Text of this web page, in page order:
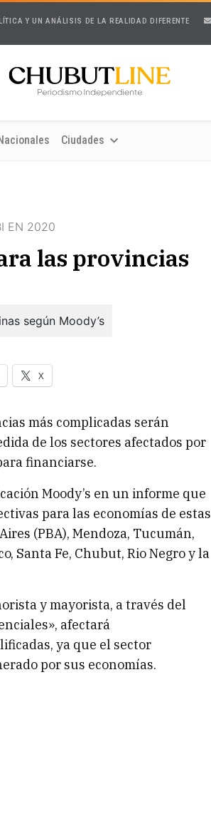
Y UN ANÁLISIS DE LA REALIDAD DIFERENTE
Ciudades
EN 2020
las provincias
X
más complicadas serán
de los sectores afectados por
financiarse.
Moody’s en un informe que
para las economías de estas
(PBA), Mendoza, Tucumán,
Santa Fe, Chubut, Rio Negro y la
y mayorista, a través del
afectará
ya que el sector
por sus economías.